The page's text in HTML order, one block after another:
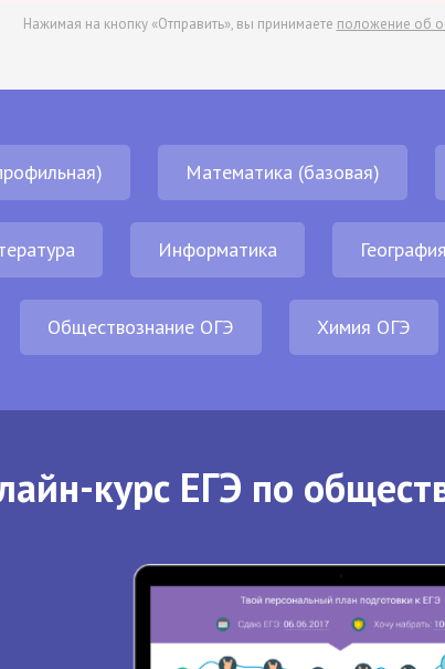
Нажимая на кнопку «Отправить», вы принимаете положение об
Математика (базовая)
Информатика География
Обществознание ОГЭ Химия ОГЭ
курс ЕГЭ по